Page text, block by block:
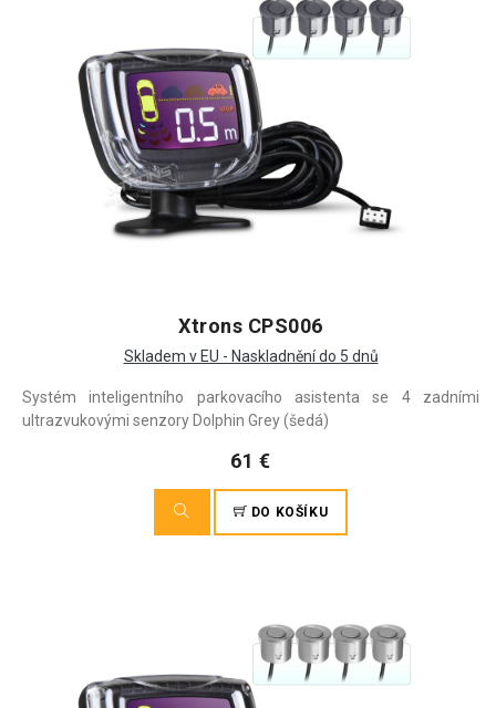
Xtrons CPS006
Skladem v EU - Naskladnění do 5 dnů
Systém inteligentního parkovacího asistenta se 4 zadními
ultrazvukovými senzory Dolphin Grey (šedá)
61 €
DO KOŠÍKU